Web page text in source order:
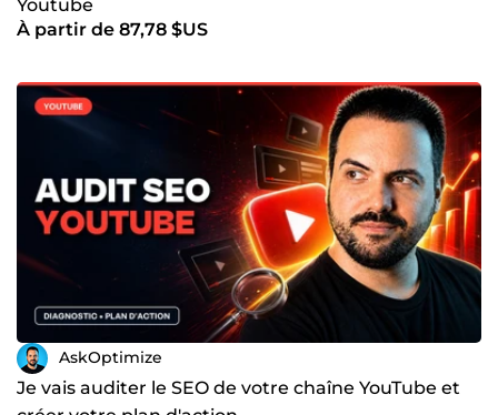
Youtube
À partir de 87,78 $US
AskOptimize
Je vais auditer le SEO de votre chaîne YouTube et